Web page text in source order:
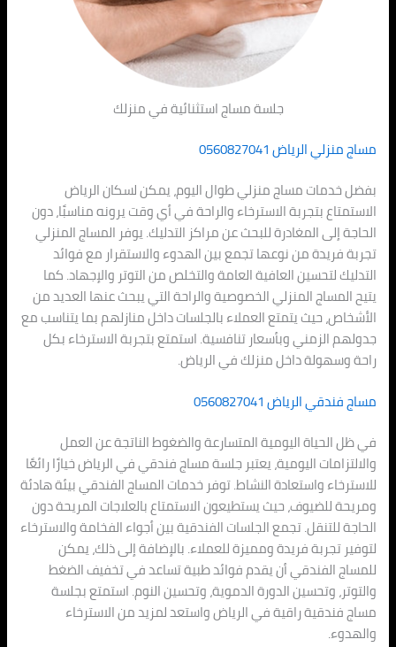
جلسة مساج استثنائية في منزلك
مساج منزلي الرياض 0560827041
بفضل خدمات مساج منزلي طوال اليوم، يمكن لسكان الرياض
الاستمتاع بتجربة الاسترخاء والراحة في أي وقت يرونه مناسبًا، دون
الحاجة إلى المغادرة للبحث عن مراكز التدليك. يوفر المساج المنزلي
تجربة فريدة من نوعها تجمع بين الهدوء والاستقرار مع فوائد
التدليك لتحسين العافية العامة والتخلص من التوتر والإجهاد. كما
يتيح المساج المنزلي الخصوصية والراحة التي يبحث عنها العديد من
الأشخاص، حيث يتمتع العملاء بالجلسات داخل منازلهم بما يتناسب مع
جدولهم الزمني وبأسعار تنافسية. استمتع بتجربة الاسترخاء بكل
راحة وسهولة داخل منزلك في الرياض.
مساج فندقي الرياض 0560827041
في ظل الحياة اليومية المتسارعة والضغوط الناتجة عن العمل
والالتزامات اليومية، يعتبر جلسة مساج فندقي في الرياض خيارًا رائعًا
للاسترخاء واستعادة النشاط. توفر خدمات المساج الفندقي بيئة هادئة
ومريحة للضيوف، حيث يستطيعون الاستمتاع بالعلاجات المريحة دون
الحاجة للتنقل. تجمع الجلسات الفندقية بين أجواء الفخامة والاسترخاء
لتوفير تجربة فريدة ومميزة للعملاء. بالإضافة إلى ذلك، يمكن
للمساج الفندقي أن يقدم فوائد طبية تساعد في تخفيف الضغط
والتوتر، وتحسين الدورة الدموية، وتحسين النوم. استمتع بجلسة
مساج فندقية راقية في الرياض واستعد لمزيد من الاسترخاء
والهدوء.